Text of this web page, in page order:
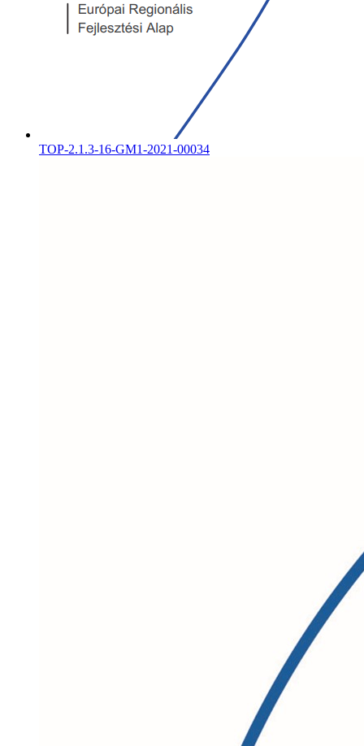
TOP-2.1.3-16-GM1-2021-00034